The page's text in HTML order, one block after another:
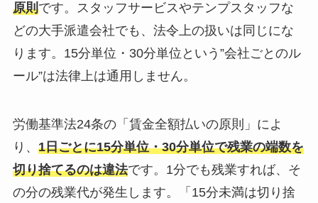
原則です。スタッフサービスやテンプスタッフな
どの大手派遣会社でも、法令上の扱いは同じにな
ります。15分単位・30分単位という”会社ごとのル
ール”は法律上は通用しません。
労働基準法24条の「賃金全額払いの原則」によ
り、 1日ごとに15分単位・30分単位で残業の端数を
切り捨てるのは違法です。1分でも残業すれば、そ
の分の残業代が発生します。「15分未満は切り捨